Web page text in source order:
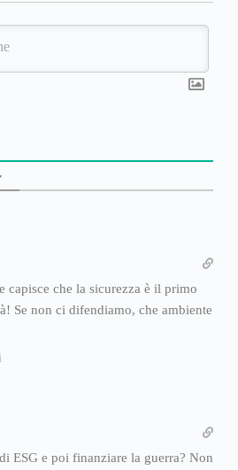
capisce che la sicurezza è il primo
Se non ci difendiamo, che ambiente
ESG e poi finanziare la guerra? Non